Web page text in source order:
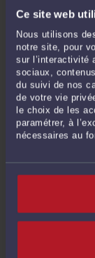
Ce site web
Nous utilisons
notre site, pour
sur l’interactivité
sociaux,
du suivi de nos
de votre vie
le choix de les
paramétrer, à
nécessaires au
président Emmanuel
autres « romains »: la
Lire la suite >
CRISE
Par